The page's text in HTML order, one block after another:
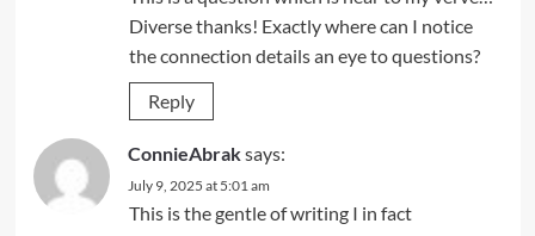
Diverse thanks! Exactly where can I notice
the connection details an eye to questions?
Reply
ConnieAbraksays:
July 9, 2025 at 5:01 am
This is the gentle of writing I in fact